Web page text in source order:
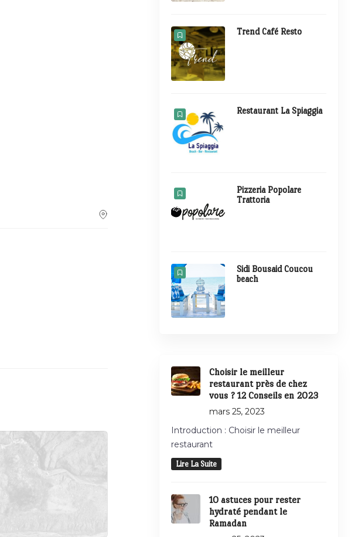
Trend Café Resto
Restaurant La Spiaggia
Pizzeria Popolare
Trattoria
Sidi Bousaid Coucou
beach
Choisir le meilleur
restaurant près de chez
vous ? 12 Conseils en 2023
mars 25, 2023
Introduction : Choisir le meilleur
restaurant
Lire La Suite
10 astuces pour rester
hydraté pendant le
Ramadan